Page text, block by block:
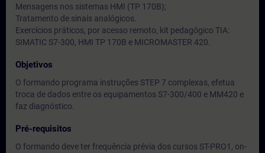
Mensagens nos sistemas HMI (TP 170B);
Tratamento de sinais analógicos.
Exercícios práticos, por acesso remoto, kit pedagógico TIA:
SIMATIC S7-300, HMI TP 170B e MICROMASTER 420.
Objetivos
O formando programa instruções STEP 7 complexas, efetua
troca de dados entre os equipamentos S7-300/400 e MM420 e
faz diagnóstico.
Pré-requisitos
O formando deve ter frequência prévia dos cursos ST-PRO1, on-